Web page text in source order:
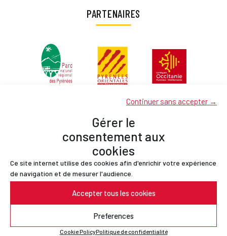
Gérer le
consentement aux
cookies
Ce site internet utilise des cookies afin d'enrichir votre expérience
de navigation et de mesurer l'audience.
Accepter tous les cookies
Continuer sans accepter →
Preferences
Cookie PolicyPolitique de confidentialité
PARTENAIRES
Partenaires
Contact
Mentions légales
Politique de confidentialité
© PNR Pyrénées-Catalanes